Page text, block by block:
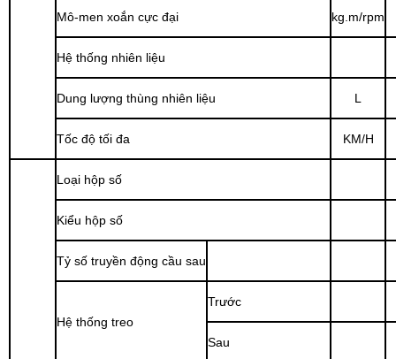
Mô-men xoắn cực đại kg.m/rpm
Hệ thống nhiên liệu
Dung lượng thùng nhiên liệu L
Tốc độ tối đa KM/H
Loại hộp số
Kiểu hộp số
Tỷ số truyền động cầu sau
Hệ thống treo
Trước
Sau